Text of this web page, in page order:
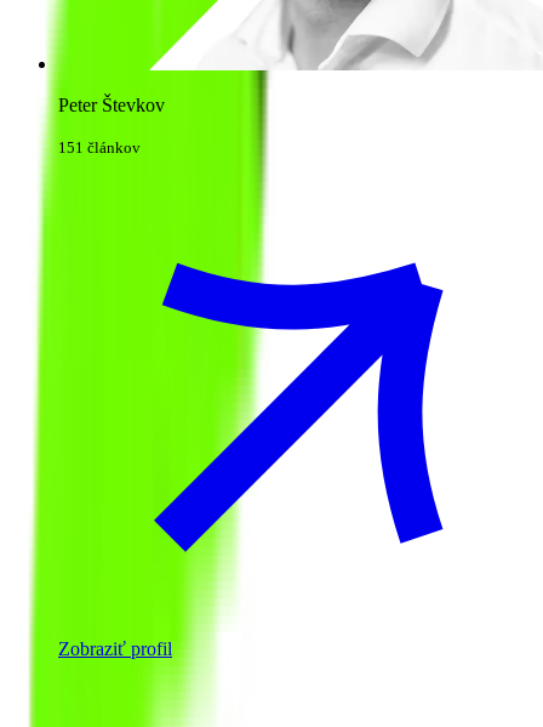
Peter Števkov
151 článkov
Zobraziť profil